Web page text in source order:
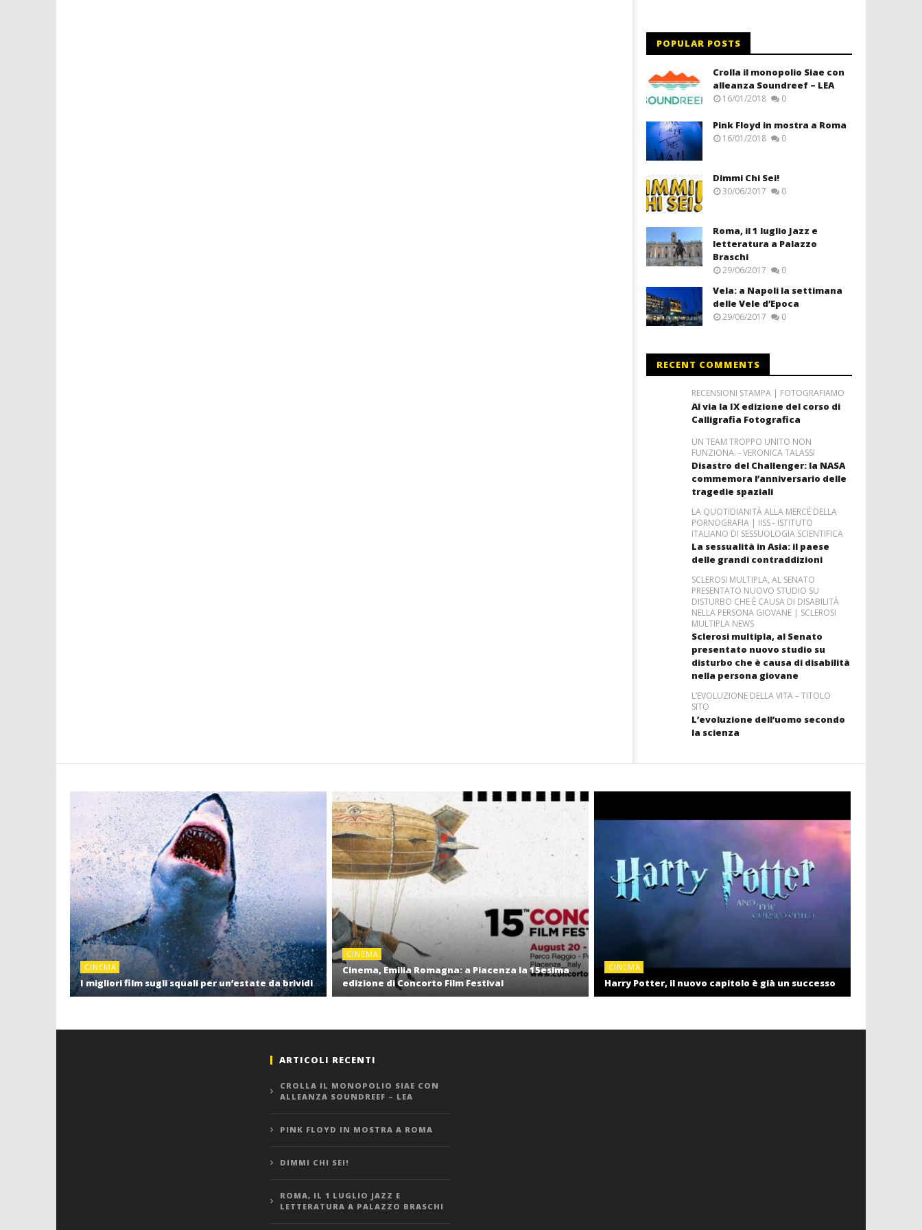
POPULAR POSTS
Crolla il monopolio Siae con
alleanza Soundreef – LEA
16/01/2018 0
Pink Floyd in mostra a Roma
16/01/2018 0
Dimmi Chi Sei!
30/06/2017 0
Roma, il 1 luglio Jazz e
letteratura a Palazzo
Braschi
29/06/2017 0
Vela: a Napoli la settimana
delle Vele d’Epoca
29/06/2017 0
RECENT COMMENTS
RECENSIONI STAMPA | FOTOGRAFIAMO
Al via la IX edizione del corso di
Calligrafia Fotografica
UN TEAM TROPPO UNITO NON
FUNZIONA. - VERONICA TALASSI
Disastro del Challenger: la NASA
commemora l’anniversario delle
tragedie spaziali
LA QUOTIDIANITÀ ALLA MERCÉ DELLA
PORNOGRAFIA | IISS - ISTITUTO
ITALIANO DI SESSUOLOGIA SCIENTIFICA
La sessualità in Asia: il paese
delle grandi contraddizioni
SCLEROSI MULTIPLA, AL SENATO
PRESENTATO NUOVO STUDIO SU
DISTURBO CHE È CAUSA DI DISABILITÀ
NELLA PERSONA GIOVANE | SCLEROSI
MULTIPLA NEWS
Sclerosi multipla, al Senato
presentato nuovo studio su
disturbo che è causa di disabilità
nella persona giovane
L’EVOLUZIONE DELLA VITA – TITOLO
SITO
L’evoluzione dell’uomo secondo
la scienza
CINEMA
I migliori film sugli squali per un’estate da brividi
CINEMA
Cinema, Emilia Romagna: a Piacenza la 15esima
edizione di Concorto Film Festival
CINEMA
Harry Potter, il nuovo capitolo è già un successo
ARTICOLI RECENTI
CROLLA IL MONOPOLIO SIAE CON
ALLEANZA SOUNDREEF – LEA
PINK FLOYD IN MOSTRA A ROMA
DIMMI CHI SEI!
ROMA, IL 1 LUGLIO JAZZ E
LETTERATURA A PALAZZO BRASCHI